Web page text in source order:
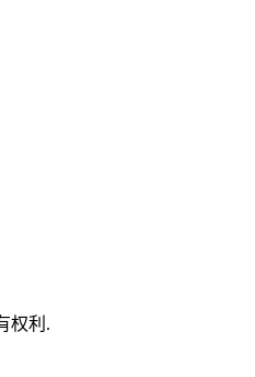
权利.